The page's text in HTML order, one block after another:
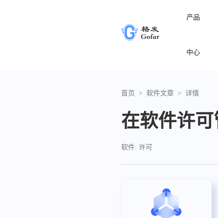
产品
中心
首页 > 软件文章 > 详情
在软件许
软件: 许可